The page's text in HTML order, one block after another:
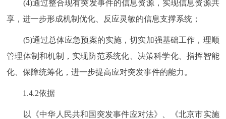
(4)通过整合现有突发事件的信息资源，实现信息资源共
享，进一步形成机制优化、反应灵敏的信息支撑系统；
(5)通过总体应急预案的实施，切实加强基础工作，理顺
管理体制和机制，实现防范系统化、决策科学化、指挥智能
化、保障统筹化，进一步提高应对突发事件的能力。
1.4.2依据
以《中华人民共和国突发事件应对法》、《北京市实施